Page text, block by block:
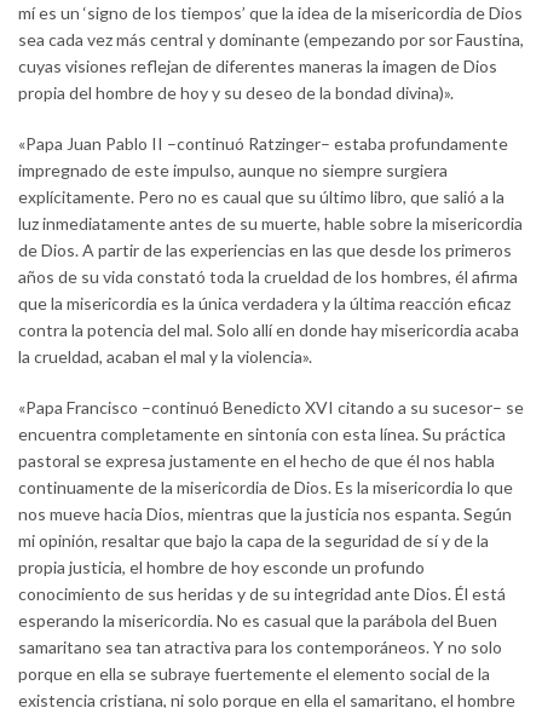
mí es un ‘signo de los tiempos’ que la idea de la misericordia de Dios
sea cada vez más central y dominante (empezando por sor Faustina,
cuyas visiones reflejan de diferentes maneras la imagen de Dios
propia del hombre de hoy y su deseo de la bondad divina)».
«Papa Juan Pablo II –continuó Ratzinger– estaba profundamente
impregnado de este impulso, aunque no siempre surgiera
explícitamente. Pero no es caual que su último libro, que salió a la
luz inmediatamente antes de su muerte, hable sobre la misericordia
de Dios. A partir de las experiencias en las que desde los primeros
años de su vida constató toda la crueldad de los hombres, él afirma
que la misericordia es la única verdadera y la última reacción eficaz
contra la potencia del mal. Solo allí en donde hay misericordia acaba
la crueldad, acaban el mal y la violencia».
«Papa Francisco –continuó Benedicto XVI citando a su sucesor– se
encuentra completamente en sintonía con esta línea. Su práctica
pastoral se expresa justamente en el hecho de que él nos habla
continuamente de la misericordia de Dios. Es la misericordia lo que
nos mueve hacia Dios, mientras que la justicia nos espanta. Según
mi opinión, resaltar que bajo la capa de la seguridad de sí y de la
propia justicia, el hombre de hoy esconde un profundo
conocimiento de sus heridas y de su integridad ante Dios. Él está
esperando la misericordia. No es casual que la parábola del Buen
samaritano sea tan atractiva para los contemporáneos. Y no solo
porque en ella se subraye fuertemente el elemento social de la
existencia cristiana, ni solo porque en ella el samaritano, el hombre